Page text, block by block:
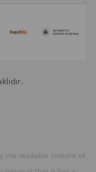
the readable content of